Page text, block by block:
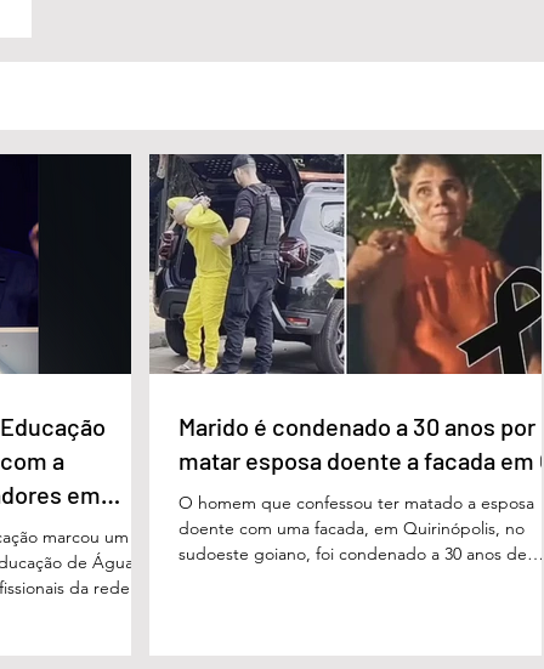
a
em
marcou um
de Águas
da rede
Marido é condenado a 30 anos por
matar esposa doente a facada em
O homem que confessou ter matado a esposa
doente com uma facada, em Quirinópolis, no
sudoeste goiano, foi condenado a 30 anos de
Acidente Vascular Cerebral (AVC) e estava em